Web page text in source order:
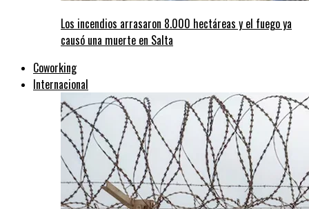
Los incendios arrasaron 8.000 hectáreas y el fuego ya
causó una muerte en Salta
Coworking
Internacional